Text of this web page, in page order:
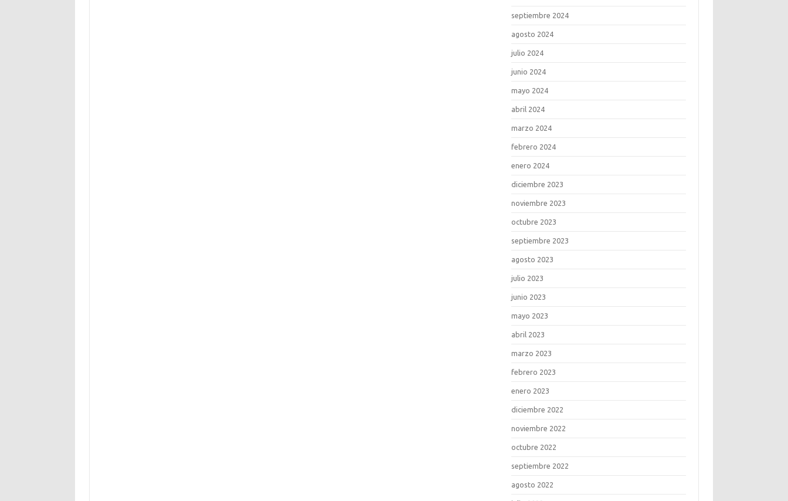
septiembre 2024
agosto 2024
julio 2024
junio 2024
mayo 2024
abril 2024
marzo 2024
febrero 2024
enero 2024
diciembre 2023
noviembre 2023
octubre 2023
septiembre 2023
agosto 2023
julio 2023
junio 2023
mayo 2023
abril 2023
marzo 2023
febrero 2023
enero 2023
diciembre 2022
noviembre 2022
octubre 2022
septiembre 2022
agosto 2022